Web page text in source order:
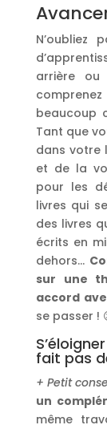
arrière
beaucoup
Tant que
dans votre
et de la
pour les
livres qui
des livres
écrits en
dehors…
sur une
accord
se passer !
fait pas
+ Petit
un
même